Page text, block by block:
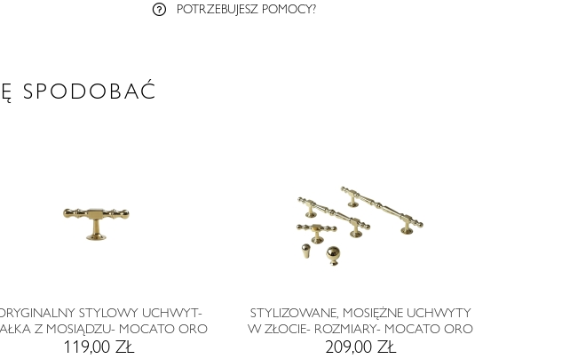
POTRZEBUJESZ POMOCY?
SPODOBAĆ
STYLOWY UCHWYT-
Z MOSIĄDZU- MOCATO ORO
119,00 ZŁ
STYLIZOWANE, MOSIĘŻNE UCHWYTY
W ZŁOCIE- ROZMIARY- MOCATO ORO
209,00 ZŁ